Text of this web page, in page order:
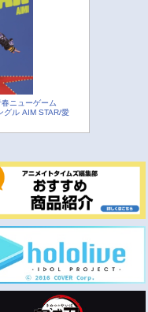
春ニューゲーム
グル AIM STAR/愛